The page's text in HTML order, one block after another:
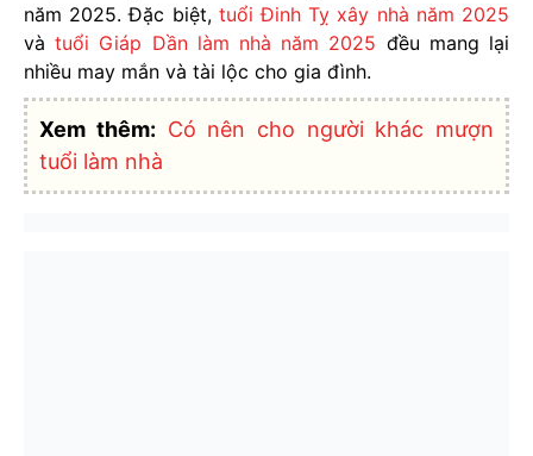
năm 2025. Đặc biệt, tuổi Đinh Tỵ xây nhà năm 2025
vàtuổi Giáp Dần làm nhà năm 2025 đều mang lại
nhiều may mắn và tài lộc cho gia đình.
Xem thêm: Có nên cho người khác mượn
tuổi làm nhà